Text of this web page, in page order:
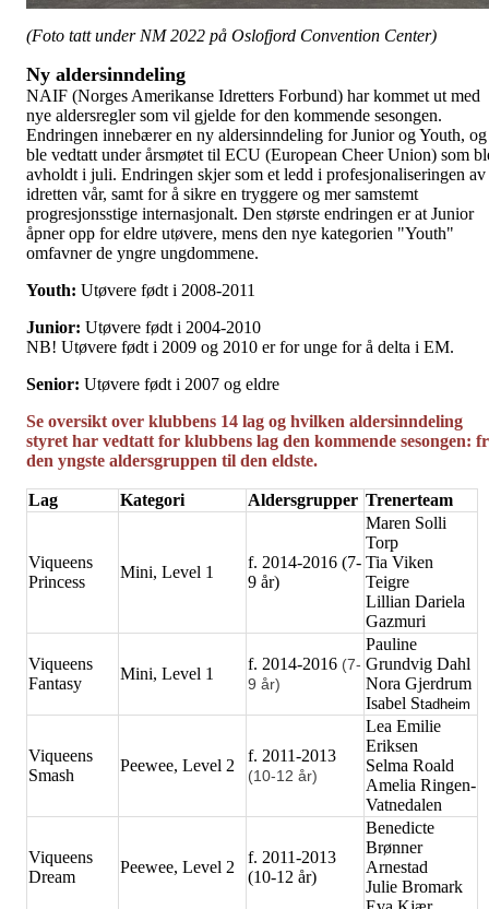
(Foto tatt under NM 2022 på Oslofjord Convention Center)
Ny aldersinndeling
NAIF (Norges Amerikanse Idretters Forbund) har kommet ut med
nye aldersregler som vil gjelde for den kommende sesongen.
Endringen innebærer en ny aldersinndeling for Junior og Youth, og
ble vedtatt under årsmøtet til ECU (European Cheer Union) som
avholdt i juli. Endringen skjer som et ledd i profesjonaliseringen av
idretten vår, samt for å sikre en tryggere og mer samstemt
progresjonsstige internasjonalt. Den største endringen er at Junior
åpner opp for eldre utøvere, mens den nye kategorien "Youth"
omfavner de yngre ungdommene.
Youth: Utøvere født i 2008-2011
Junior: Utøvere født i 2004-2010
NB! Utøvere født i 2009 og 2010 er for unge for å delta i EM.
Senior: Utøvere født i 2007 og eldre
Se oversikt over klubbens 14 lag og hvilken aldersinndeling
styret har vedtatt for klubbens lag den kommende sesongen:
den yngste aldersgruppen til den eldste.
Lag Kategori Aldersgrupper Trenerteam
Viqueens
Princess
Mini, Level 1
f. 2014-2016 (7-
9 år)
Maren Solli
Torp
Tia Viken
Teigre
Lillian Dariela
Gazmuri
Viqueens
Fantasy
Mini, Level 1
f. 2014-2016 (7-
9 år)
Pauline
Grundvig Dahl
Nora Gjerdrum
Isabel Stadheim
Viqueens
Smash
Peewee, Level 2
f. 2011-2013
(10-12 år)
Lea Emilie
Eriksen
Selma Roald
Amelia Ringen-
Vatnedalen
Viqueens
Dream
Peewee, Level 2
f. 2011-2013
(10-12 år)
Benedicte
Brønner
Arnestad
Julie Bromark